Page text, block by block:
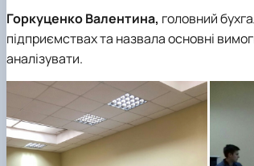
Горкуценко Валентина, головний
підприємствах та назвала основні
аналізувати.